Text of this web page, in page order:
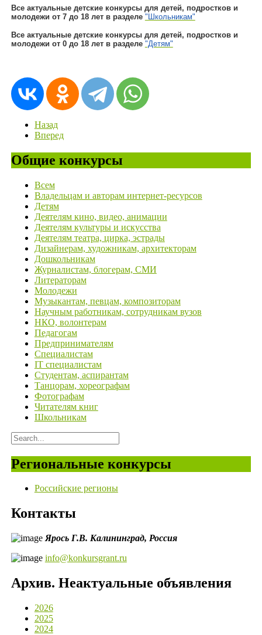
Все актуальные детские конкурсы для детей, подростков и
молодежи от 7 до 18 лет в разделе "Школьникам"
Все актуальные детские конкурсы для детей, подростков и
молодежи от 0 до 18 лет в разделе "Детям"
Назад
Вперед
Общие конкурсы
Всем
Владельцам и авторам интернет-ресурсов
Детям
Деятелям кино, видео, анимации
Деятелям культуры и искусства
Деятелям театра, цирка, эстрады
Дизайнерам, художникам, архитекторам
Дошкольникам
Журналистам, блогерам, СМИ
Литераторам
Молодежи
Музыкантам, певцам, композиторам
Научным работникам, сотрудникам вузов
НКО, волонтерам
Педагогам
Предпринимателям
Специалистам
IT специалистам
Студентам, аспирантам
Танцорам, хореографам
Фотографам
Читателям книг
Школьникам
Региональные конкурсы
Российские регионы
Контакты
Ярось Г.В. Калининград, Россия
info@konkursgrant.ru
Архив. Неактуальные объявления
2026
2025
2024